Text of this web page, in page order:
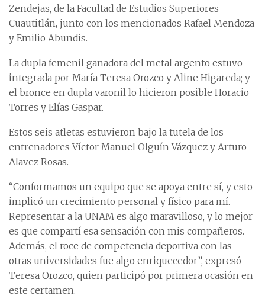
Zendejas, de la Facultad de Estudios Superiores
Cuautitlán, junto con los mencionados Rafael Mendoza
y Emilio Abundis.
La dupla femenil ganadora del metal argento estuvo
integrada por María Teresa Orozco y Aline Higareda; y
el bronce en dupla varonil lo hicieron posible Horacio
Torres y Elías Gaspar.
Estos seis atletas estuvieron bajo la tutela de los
entrenadores Víctor Manuel Olguín Vázquez y Arturo
Alavez Rosas.
“Conformamos un equipo que se apoya entre sí, y esto
implicó un crecimiento personal y físico para mí.
Representar a la UNAM es algo maravilloso, y lo mejor
es que compartí esa sensación con mis compañeros.
Además, el roce de competencia deportiva con las
otras universidades fue algo enriquecedor”, expresó
Teresa Orozco, quien participó por primera ocasión en
este certamen.